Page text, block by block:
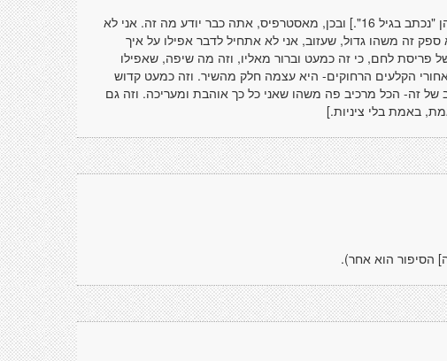
[הו, יש כ"כ הרבה תגובות שלי שהייתי רוצה לסמן מתחתיהן "נכתב בגיל 16".] ובכן, מאסטרפיס, אתה כבר יודע מה זה. אני לא
זה משהו גדול, שעזוב, אני לא אתחיל לדבר אפילו על איך
לחם, כי זה כמעט וברור מאליו, וזה מה שיפה, שאפילו
הקלעים הרחוקים- היא עצמה חלק מהשיר. וזה כמעט קדוש
של זה- הכל מרכיב פה משהו שאני כל כך אוהבת ומעריכה. וזה גם
באמת בלי ציניות.]
הסיפור הוא אחר).